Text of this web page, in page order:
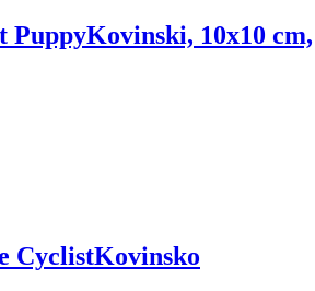
PuppyKovinski, 10x10 cm,
CyclistKovinsko